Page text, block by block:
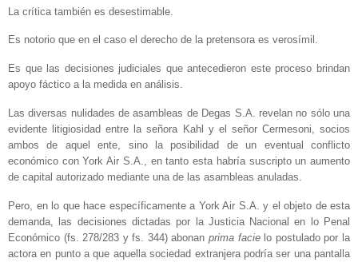
La crítica también es desestimable.
Es notorio que en el caso el derecho de la pretensora es verosímil.
Es que las decisiones judiciales que antecedieron este proceso brindan
apoyo fáctico a la medida en análisis.
Las diversas nulidades de asambleas de Degas S.A. revelan no sólo una
evidente litigiosidad entre la señora Kahl y el señor Cermesoni, socios
ambos de aquel ente, sino la posibilidad de un eventual conflicto
económico con York Air S.A., en tanto esta habría suscripto un aumento
de capital autorizado mediante una de las asambleas anuladas.
Pero, en lo que hace específicamente a York Air S.A. y el objeto de esta
demanda, las decisiones dictadas por la Justicia Nacional en lo Penal
Económico (fs. 278/283 y fs. 344) abonanprima facielo postulado por la
actora en punto a que aquella sociedad extranjera podría ser una pantalla